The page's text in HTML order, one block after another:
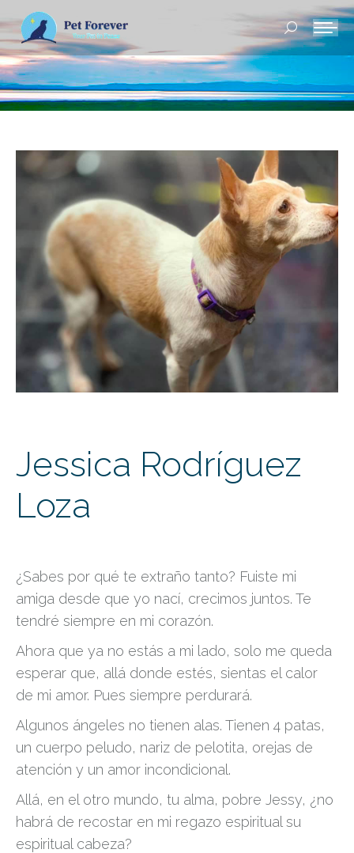
Buscar:
Jessica Rodríguez
Loza
¿Sabes por qué te extraño tanto? Fuiste mi
amiga desde que yo nací, crecimos juntos. Te
tendré siempre en mi corazón.
Ahora que ya no estás a mi lado, solo me queda
esperar que, allá donde estés, sientas el calor
de mi amor. Pues siempre perdurará.
Algunos ángeles no tienen alas. Tienen 4 patas,
un cuerpo peludo, nariz de pelotita, orejas de
atención y un amor incondicional.
Allá, en el otro mundo, tu alma, pobre Jessy, ¿no
habrá de recostar en mi regazo espiritual su
espiritual cabeza?